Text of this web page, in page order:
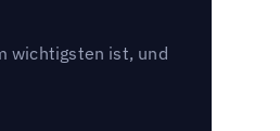
wichtigsten ist, und